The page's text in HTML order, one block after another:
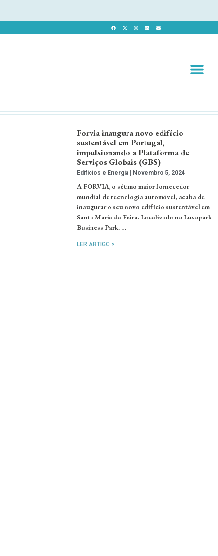
Forvia inaugura novo edifício
sustentável em Portugal,
impulsionando a Plataforma de
Serviços Globais (GBS)
Edifícios e Energia Novembro 5, 2024
A FORVIA, o sétimo maior fornecedor
mundial de tecnologia automóvel, acaba de
inaugurar o seu novo edifício sustentável em
Santa Maria da Feira. Localizado no Lusopark
Business Park. …
LER ARTIGO >